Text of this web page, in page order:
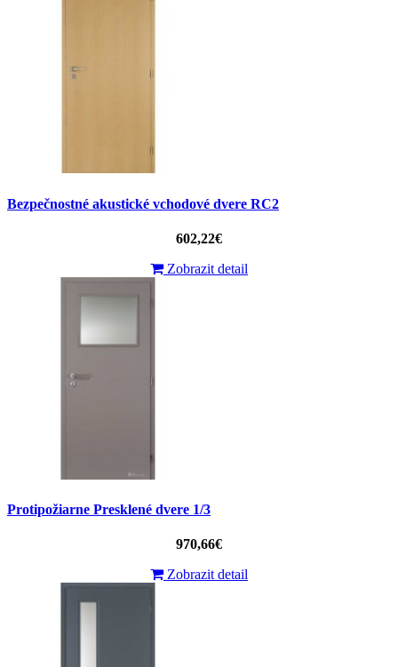
Bezpečnostné akustické vchodové dvere RC2
602,22€
Zobrazit detail
Protipožiarne Presklené dvere 1/3
970,66€
Zobrazit detail